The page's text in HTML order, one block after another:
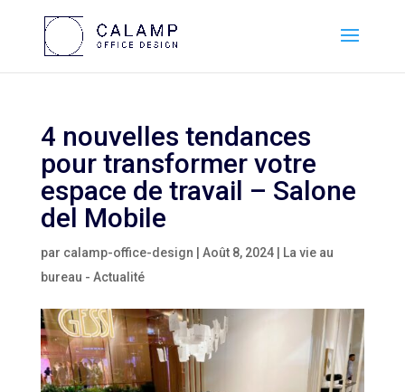
4 nouvelles tendances
pour transformer votre
espace de travail – Salone
del Mobile
par calamp-office-design Août 8, 2024|
La vie au
bureau - Actualité